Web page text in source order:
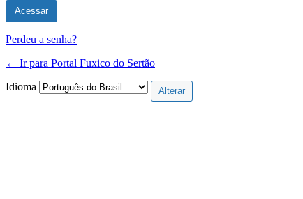
Perdeu a senha?
← Ir para Portal Fuxico do Sertão
Idioma